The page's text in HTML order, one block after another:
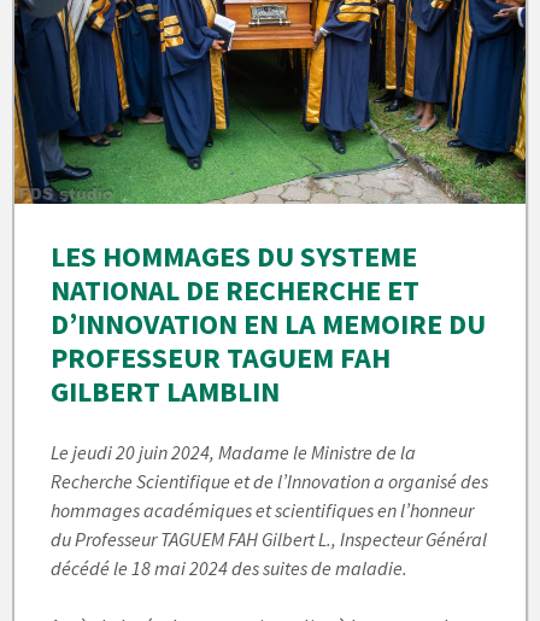
LES HOMMAGES DU SYSTEME
NATIONAL DE RECHERCHE ET
D’INNOVATION EN LA MEMOIRE DU
PROFESSEUR TAGUEM FAH
GILBERT LAMBLIN
Le jeudi 20 juin 2024, Madame le Ministre de la
Recherche Scientifique et de l’Innovation a organisé des
hommages académiques et scientifiques en l’honneur
du Professeur TAGUEM FAH Gilbert L., Inspecteur Général
décédé le 18 mai 2024 des suites de maladie.